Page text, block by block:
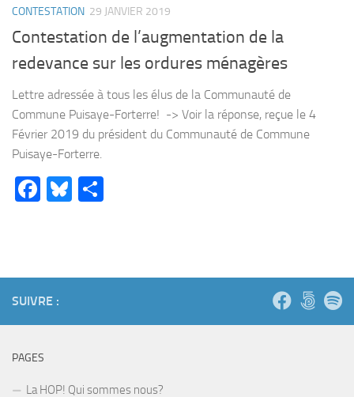
CONTESTATION 29 JANVIER 2019
Contestation de l’augmentation de la
redevance sur les ordures ménagères
Lettre adressée à tous les élus de la Communauté de
Commune Puisaye-Forterre! -> Voir la réponse, reçue le 4
Février 2019 du président du Communauté de Commune
Puisaye-Forterre.
Facebook
Bluesky
SUIVRE :
PAGES
La HOP! Qui sommes nous?